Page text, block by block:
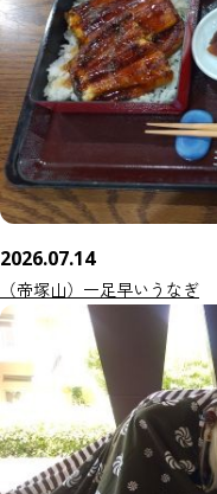
2026.07.14
（帝塚山）一足早いうなぎ